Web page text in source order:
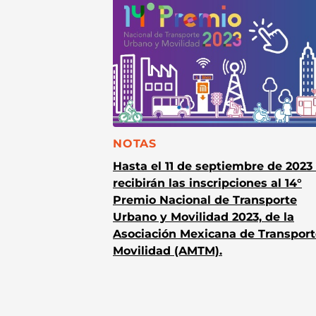
CATEGORÍA:
NOTAS
Hasta el 11 de septiembre de 2023
recibirán las inscripciones al 14°
Premio Nacional de Transporte
Urbano y Movilidad 2023, de la
Asociación Mexicana de
Movilidad (AMTM).